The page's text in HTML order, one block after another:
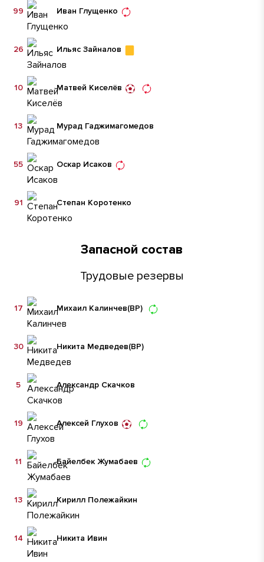
Иван Глущенко
99
Ильяс Зайналов
26
Матвей Киселёв
10
Мурад Гаджимагомедов
13
Оскар Исаков
55
Степан Коротенко
91
Запасной состав
Трудовые резервы
Михаил Калинчев(ВР)
17
Никита Медведев(ВР)
30
Александр Скачков
5
Алексей Глухов
19
Байелбек Жумабаев
11
Кирилл Полежайкин
13
Никита Ивин
14